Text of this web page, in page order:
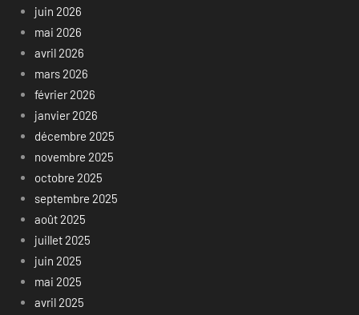
juin 2026
mai 2026
avril 2026
mars 2026
février 2026
janvier 2026
décembre 2025
novembre 2025
octobre 2025
septembre 2025
août 2025
juillet 2025
juin 2025
mai 2025
avril 2025